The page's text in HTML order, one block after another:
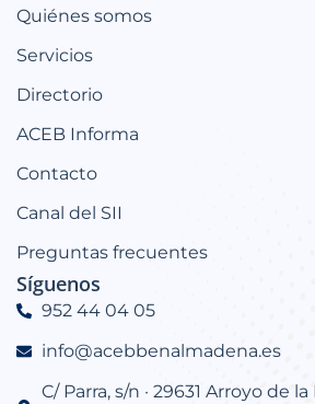
Quiénes somos
Servicios
Directorio
ACEB Informa
Contacto
Canal del SII
Preguntas frecuentes
Síguenos
952 44 04 05
info@acebbenalmadena.es
C/ Parra, s/n · 29631 Arroyo de la